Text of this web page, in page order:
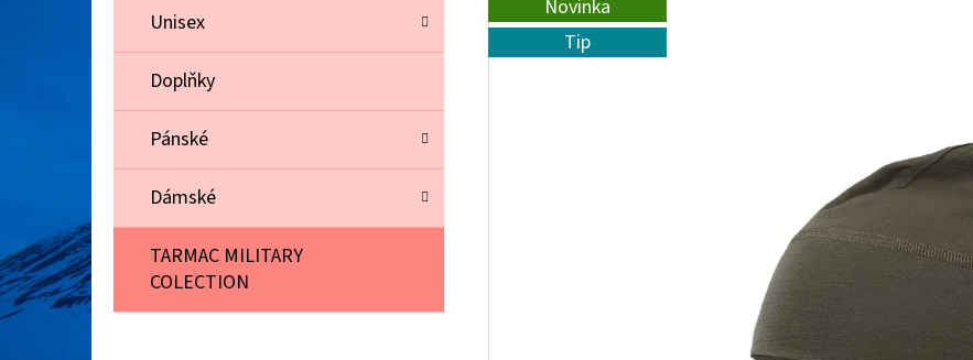
Í
P
A
G
R
E
Unisex
Doplňky
Pánské
Dámské
TARMAC MILITARY
COLECTION
Novinka
Tip
PÁNSKÁ FUNKČNÍ MIKINA S KAPUCÍ
RUKÁVEM WOOLNET CREW NECK MEN 101630
BOXERKY LIGHT
755 Kč